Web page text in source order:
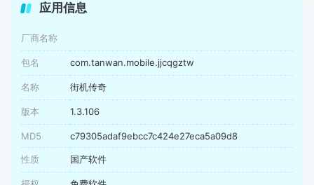
应用信息
厂商名称
包名 com.tanwan.mobile.jjcqgztw
名称 街机传奇
版本 1.3.106
MD5 c79305adaf9ebcc7c424e27eca5a09d8
性质 国产软件